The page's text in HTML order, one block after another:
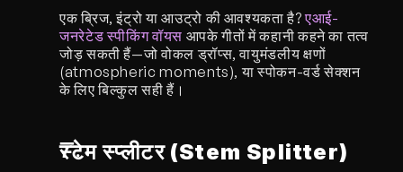
एक ब्रिज, इंट्रो या आउट्रो की आवश्यकता है? एआई-
जनरेटेड स्पीकिंग वॉयस आपके गीतों में कहानी कहने का तत्व
जोड़ सकती हैं—जो वोकल ड्रॉप्स, वायुमंडलीय क्षणों
(atmospheric moments), या स्पोकन-वर्ड सेक्शन
के लिए बिल्कुल सही हैं।
स्टेम स्प्लीटर (Stem Splitter)